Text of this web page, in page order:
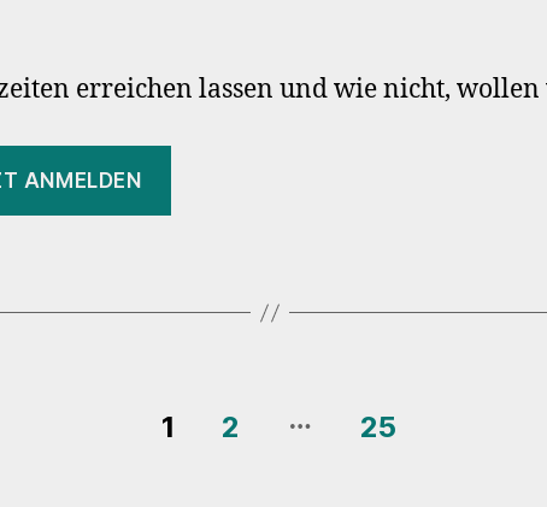
–
erreichen lassen und wie nicht,
ANMELDEN
1 2 … 25